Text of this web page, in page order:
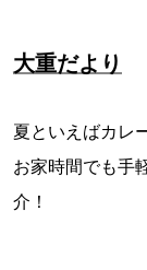
大重だより
夏といえばカレ
お家時間でも手
介！